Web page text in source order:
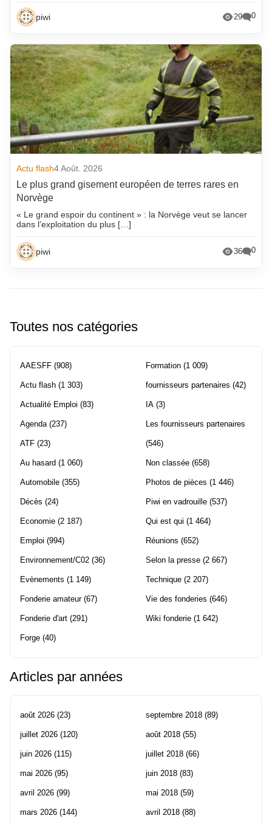
piwi 29 0
Actu flash4 Août. 2026
Le plus grand gisement européen de terres rares en
Norvège
« Le grand espoir du continent » : la Norvège veut se lancer
dans l’exploitation du plus […]
piwi 36 0
Toutes nos catégories
AAESFF (908)
Actu flash (1 303)
Actualité Emploi (83)
Agenda (237)
ATF (23)
Au hasard (1 060)
Automobile (355)
Décès (24)
Economie (2 187)
Emploi (994)
Environnement/C02 (36)
Evènements (1 149)
Fonderie amateur(67)
Fonderie d'art (291)
Forge (40)
Formation (1 009)
fournisseurs partenaires (42)
IA (3)
Les fournisseurs partenaires
(546)
Non classée (658)
Photos de pièces (1 446)
Piwi en vadrouille (537)
Qui est qui (1 464)
Réunions (652)
Selon la presse (2 667)
Technique (2 207)
Vie des fonderies (646)
Wiki fonderie (1 642)
Articles par années
août 2026 (23)
juillet 2026 (120)
juin 2026 (115)
mai 2026 (95)
avril 2026 (99)
mars 2026 (144)
septembre 2018 (89)
août 2018 (55)
juillet 2018 (66)
juin 2018 (83)
mai 2018 (59)
avril 2018 (88)